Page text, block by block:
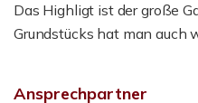
Das Highligt ist der große
Grundstücks hat man auch
Ansprechpartner